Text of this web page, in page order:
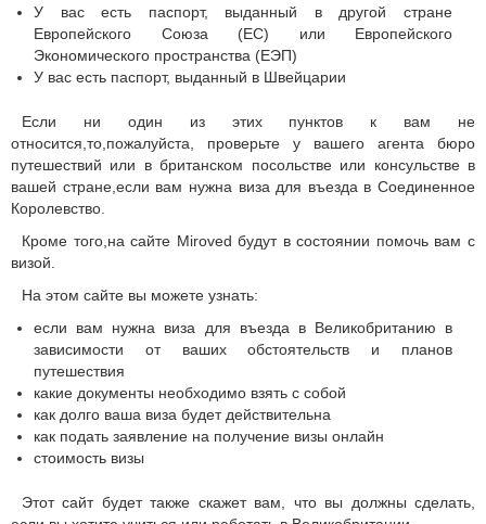
У вас есть паспорт, выданный в другой стране
Европейского Союза (ЕС) или Европейского
Экономического пространства (ЕЭП)
У вас есть паспорт, выданный в Швейцарии
Если ни один из этих пунктов к вам не
относится,то,пожалуйста, проверьте у вашего агента бюро
путешествий или в британском посольстве или консульстве в
вашей стране,если вам нужна виза для въезда в Соединенное
Королевство.
Кроме того,на сайте Miroved будут в состоянии помочь вам с
визой.
На этом сайте вы можете узнать:
если вам нужна виза для въезда в Великобританию в
зависимости от ваших обстоятельств и планов
путешествия
какие документы необходимо взять с собой
как долго ваша виза будет действительна
как подать заявление на получение визы онлайн
стоимость визы
Этот сайт будет также скажет вам, что вы должны сделать,